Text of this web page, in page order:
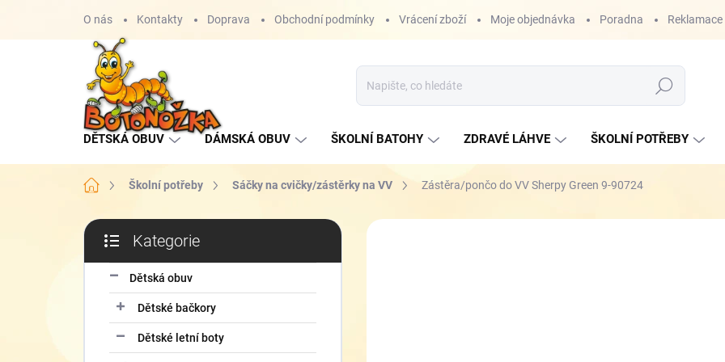
O nás Kontakty Doprava Obchodní podmínky Vrácení zboží Moje objednávka Poradna Reklamace
Hledat
DĚTSKÁ OBUV DÁMSKÁ OBUV ŠKOLNÍ BATOHY ZDRAVÉ LÁHVE ŠKOLNÍ POTŘEBY
Domů Školní potřeby Sáčky na cvičky/zástěrky na VV Zástěra/pončo do VV Sherpy Green 9-90724
P
s
kategorie
Kategorie
Dětská obuv
Dětské bačkory
Dětské letní boty
ZNAČKA: